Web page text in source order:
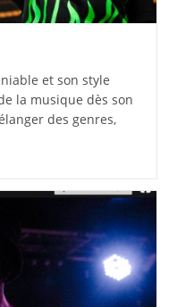
et son style
la musique dès son
des genres,